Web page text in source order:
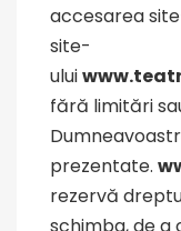
accesarea
site-
ului
fără limitări
prezentate.
rezervă